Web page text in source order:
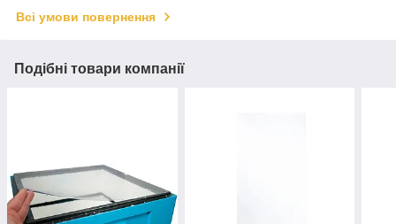
Всі умови повернення
Подібні товари компанії